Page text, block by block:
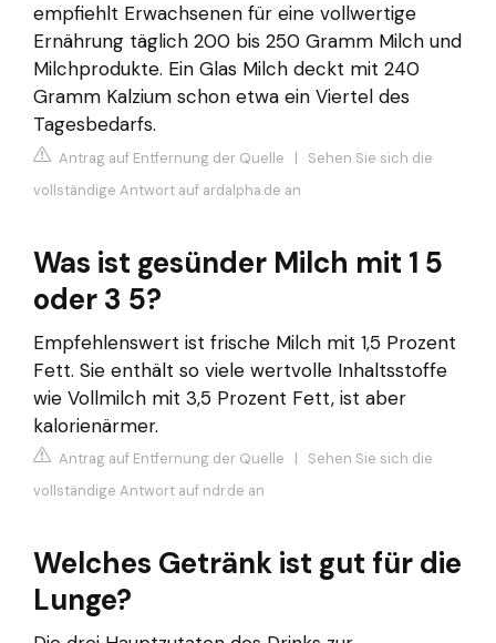
empfiehlt Erwachsenen für eine vollwertige
Ernährung täglich 200 bis 250 Gramm Milch und
Milchprodukte. Ein Glas Milch deckt mit 240
Gramm Kalzium schon etwa ein Viertel des
Tagesbedarfs.
Antrag auf Entfernung der Quelle | Sehen Sie sich die
vollständige Antwort auf ardalpha.de an
Was ist gesünder Milch mit 1 5
oder 3 5?
Empfehlenswert ist frische Milch mit 1,5 Prozent
Fett. Sie enthält so viele wertvolle Inhaltsstoffe
wie Vollmilch mit 3,5 Prozent Fett, ist aber
kalorienärmer.
Antrag auf Entfernung der Quelle | Sehen Sie sich die
vollständige Antwort auf ndr.de an
Welches Getränk ist gut für die
Lunge?